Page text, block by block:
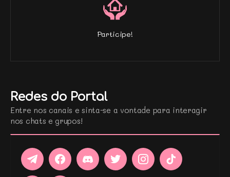
Participe!
Redes do Portal
Entre nos canais e sinta-se a vontade para interagir
nos chats e grupos!